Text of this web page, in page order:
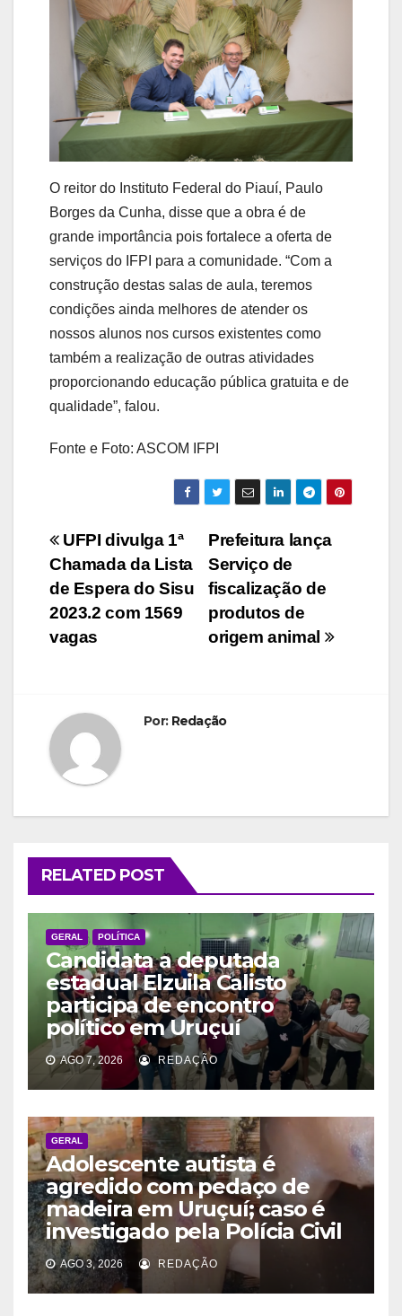
O reitor do Instituto Federal do Piauí, Paulo
Borges da Cunha, disse que a obra é de
grande importância pois fortalece a oferta de
serviços do IFPI para a comunidade. “Com a
construção destas salas de aula, teremos
condições ainda melhores de atender os
nossos alunos nos cursos existentes como
também a realização de outras atividades
proporcionando educação pública gratuita e de
qualidade”, falou.
Fonte e Foto: ASCOM IFPI
Navegação
de
Post
Prefeitura lança
Serviço de
fiscalização de
produtos de
origem animal
UFPI divulga 1ª
Chamada da Lista
de Espera do Sisu
2023.2 com 1569
vagas
Por: Redação
RELATED POST
GERAL POLÍTICA
Candidata a deputada
estadual Elzuila Calisto
participa de encontro
político em Uruçuí
AGO 7, 2026 REDAÇÃO
GERAL
Adolescente autista é
agredido com pedaço de
madeira em Uruçuí; caso é
investigado pela Polícia Civil
AGO 3, 2026 REDAÇÃO